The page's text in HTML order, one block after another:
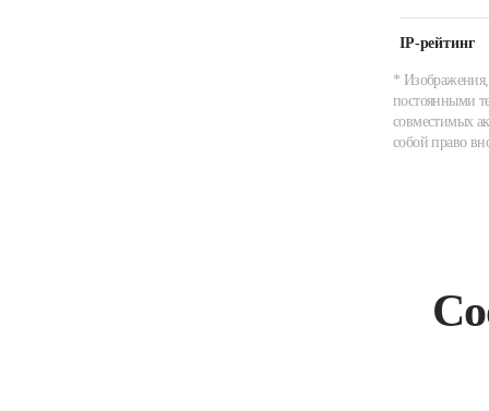
IP-рейтинг
* Изображения,
постоянными
совместимых
собой право